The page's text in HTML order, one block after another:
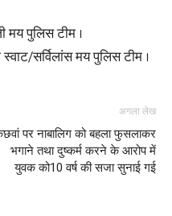
मय पुलिस टीम ।
सर्विलांस मय पुलिस टीम ।
अगला लेख
पर नाबालिग को बहला फुसलाकर
भगाने तथा दुष्कर्म करने के आरोप में
युवक को10 वर्ष की सजा सुनाई गई